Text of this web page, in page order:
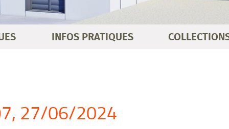
INFOS PRATIQUES
27/06/2024